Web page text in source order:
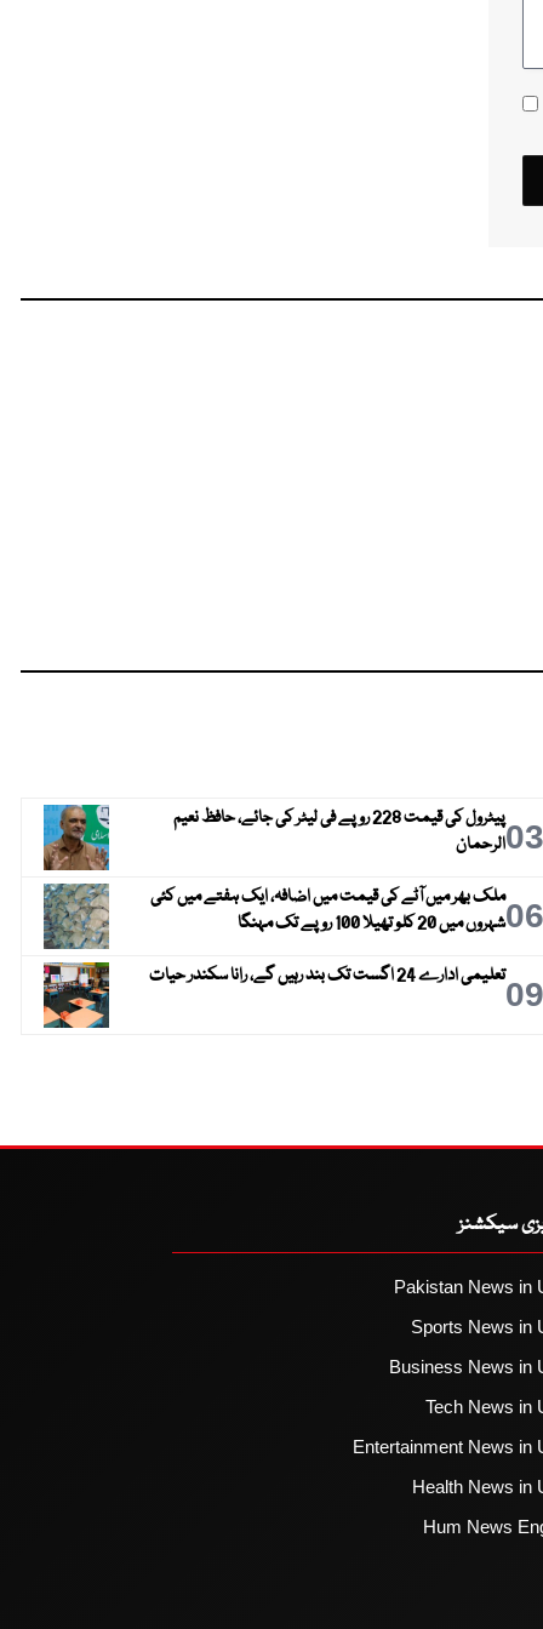
03
پیٹرول کی قیمت 228 روپے فی لیٹر کی جائے، حافظ نعیم
الرحمان
06ملک بھر میں آٹے کی قیمت میں اضافہ، ایک ہفتے میں کئی
شہروں میں 20 کلو تھیلا 100 روپے تک مہنگا
09تعلیمی ادارے 24 اگست تک بند رہیں گے، رانا سکندر حیات
سیکشنز
Pakistan News in
Sports News in
Business News in
Tech News in
Entertainment News in
Health News in
Hum News